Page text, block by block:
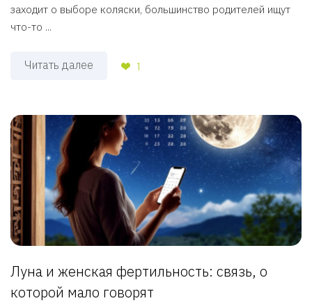
заходит о выборе коляски, большинство родителей ищут
что-то ...
Читать далее 1
Луна и женская фертильность: связь, о
которой мало говорят